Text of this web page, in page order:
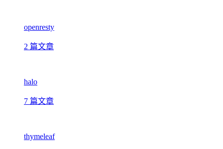
openresty
2 篇文章
halo
7 篇文章
thymeleaf